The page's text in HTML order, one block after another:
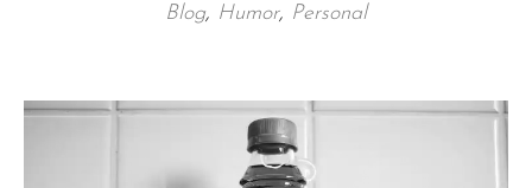
Blog, Humor, Personal